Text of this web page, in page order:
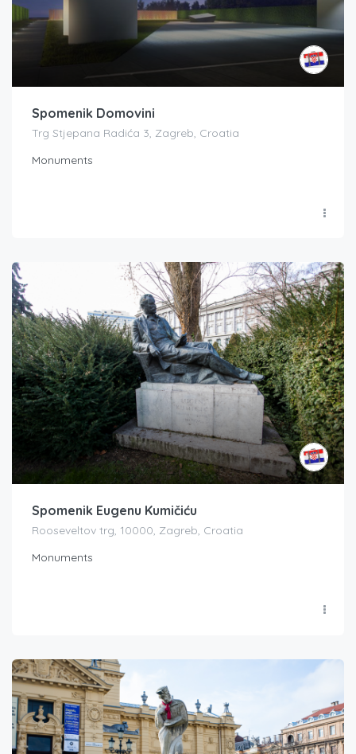
Spomenik Domovini
Trg Stjepana Radića 3, Zagreb, Croatia
Monuments
Spomenik Eugenu Kumičiću
Rooseveltov trg, 10000, Zagreb, Croatia
Monuments